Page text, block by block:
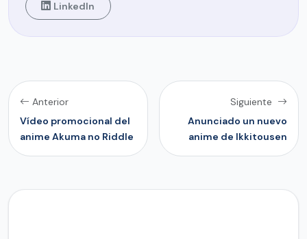
LinkedIn
Anterior
Vídeo promocional del
anime Akuma no Riddle
Siguiente
Anunciado un nuevo
anime de Ikkitousen